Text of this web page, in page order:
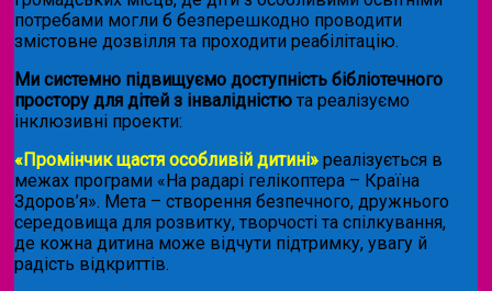
потребами могли б безперешкодно проводити
змістовне дозвілля та проходити реабілітацію.
Ми системно підвищуємо доступність бібліотечного
простору для дітей з інвалідністю та реалізуємо
інклюзивні проекти:
«Промінчик щастя особливій дитині» реалізується в
межах програми «На радарі гелікоптера – Країна
Здоров’я». Мета – створення безпечного, дружнього
середовища для розвитку, творчості та спілкування,
де кожна дитина може відчути підтримку, увагу й
радість відкриттів.